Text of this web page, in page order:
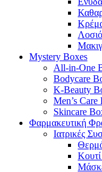
Mystery Boxes
All-in-One
Bodycare
K-Beauty
Men’s Care
Skincare
Φαρμακευτική
Ιατρικές